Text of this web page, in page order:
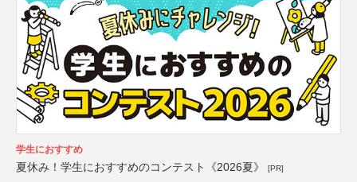
学生におすすめ
夏休み！学生におすすめのコンテスト《2026夏》 [PR]